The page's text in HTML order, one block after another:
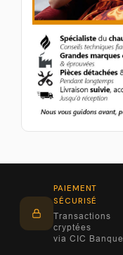
PAIEMENT
SÉCURISÉ
Transactions
cryptées
via CIC Banque